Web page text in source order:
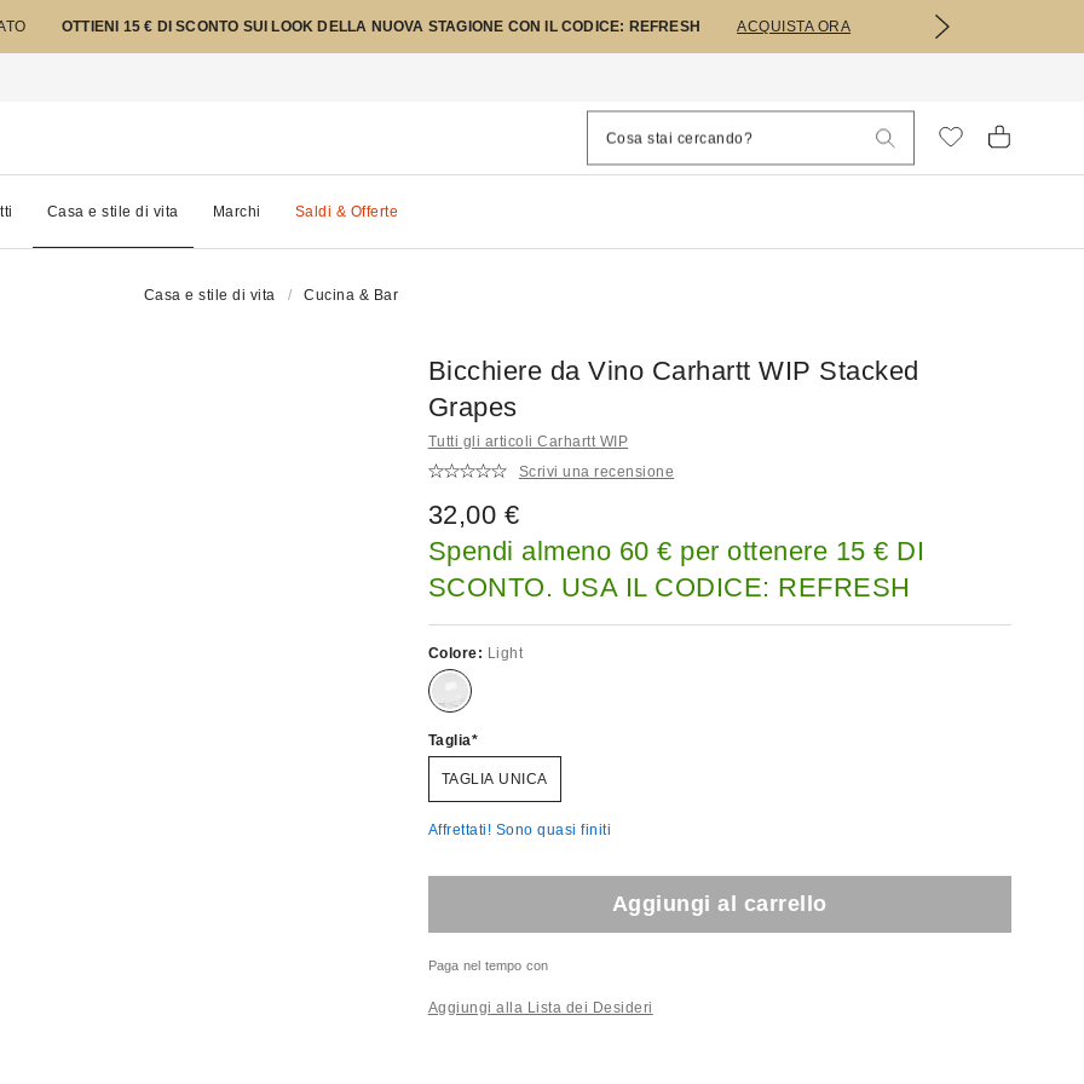
OTTIENI 15 € DI SCONTO SUI LOOK DELLA NUOVA STAGIONE CON IL CODICE: REFRESH ACQUISTA ORA
Casa e stile di vita Marchi Saldi & Offerte
Casa e stile di vita Cucina & Bar
Bicchiere da Vino Carhartt WIP Stacked
Grapes
Tutti gli articoli Carhartt WIP
Scrivi una recensione
32,00 €
Spendi almeno 60 € per ottenere 15 € DI
SCONTO. USA IL CODICE: REFRESH
Colore: Light
Taglia
TAGLIA UNICA
Affrettati! Sono quasi finiti
Aggiungi al carrello
Paga nel tempo con
Aggiungi alla Lista dei Desideri